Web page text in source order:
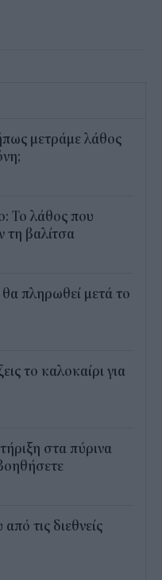
μετράμε λάθος
Το λάθος που
τη βαλίτσα
πληρωθεί μετά το
το καλοκαίρι για
στα πύρινα
τις διεθνείς